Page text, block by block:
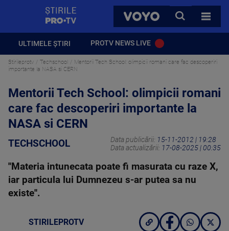
VOYO
CAUTA
TOATE
ULTIMELE ȘTIRI PROTV NEWS LIVE
Stirileprotv Techschool
Mentorii Tech School: olimpicii romani care fac descoperiri
importante la NASA si CERN
Mentorii Tech School: olimpicii romani
care fac descoperiri importante la
NASA si CERN
TECHSCHOOL Data publicării: 15-11-2012 | 19:28
Data actualizării: 17-08-2025 | 00:35
''Materia intunecata poate fi masurata cu raze X,
iar particula lui Dumnezeu s-ar putea sa nu
existe''.
STIRILEPROTV